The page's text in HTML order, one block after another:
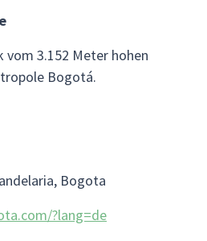
vom 3.152 Meter hohen
Bogotá.
Bogota
?lang=de